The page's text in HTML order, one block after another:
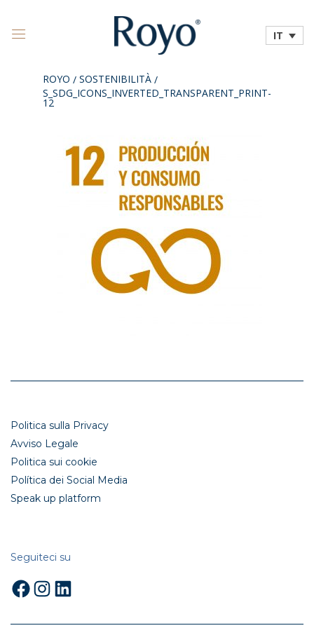
IT
ROYO / SOSTENIBILITÀ /
S_SDG_ICONS_INVERTED_TRANSPARENT_PRINT-
12
Politica sulla Privacy
Avviso Legale
Politica sui cookie
Política dei Social Media
Speak up platform
Seguiteci su
Facebook
Instagram
LinkedIn